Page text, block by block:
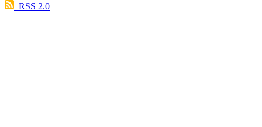
RSS 2.0